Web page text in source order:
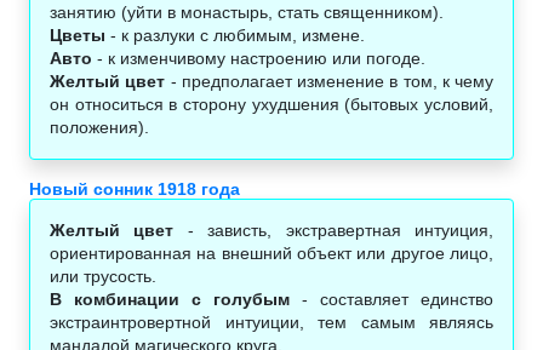
занятию (уйти в монастырь, стать священником).
Цветы - к разлуки с любимым, измене.
Авто - к изменчивому настроению или погоде.
Желтый цвет - предполагает изменение в том, к чему
он относиться в сторону ухудшения (бытовых условий,
положения).
Новый сонник 1918 года
Желтый цвет - зависть, экстравертная интуиция,
ориентированная на внешний объект или другое лицо,
или трусость.
В комбинации с голубым - составляет единство
экстраинтровертной интуиции, тем самым являясь
мандалой магического круга.